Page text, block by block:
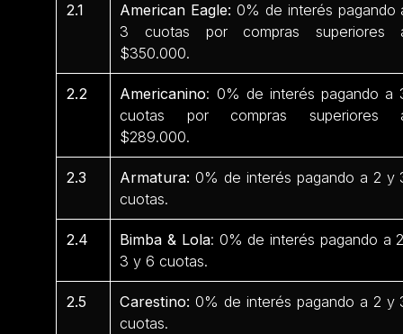
2.1 American Eagle: 0% de interés pagando
3 cuotas por compras superiores
$350.000.
2.2 Americanino: 0% de interés pagando a
cuotas por compras superiores
$289.000.
2.3 Armatura: 0% de interés pagando a 2 y
cuotas.
2.4 Bimba & Lola: 0% de interés pagando a
3 y 6 cuotas.
2.5 Carestino: 0% de interés pagando a 2 y
cuotas.